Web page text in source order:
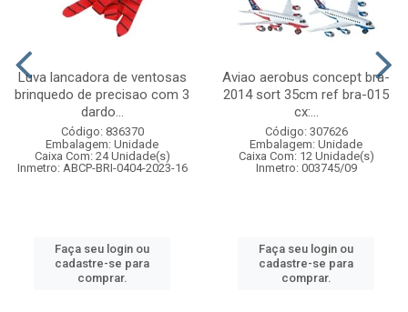
Luva lancadora de ventosas
brinquedo de precisao com 3
dardo...
Código: 836370
Embalagem: Unidade
Caixa Com: 24 Unidade(s)
Inmetro: ABCP-BRI-0404-2023-16
Faça seu login ou
cadastre-se para
comprar.
Aviao aerobus concept bra-
2014 sort 35cm ref bra-015
cx:...
Código: 307626
Embalagem: Unidade
Caixa Com: 12 Unidade(s)
Inmetro: 003745/09
Faça seu login ou
cadastre-se para
comprar.